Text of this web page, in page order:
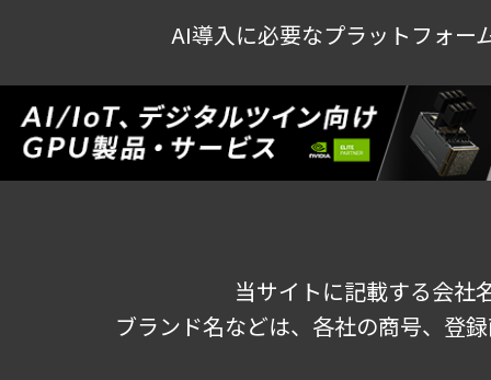
AI導入に必要なプラットフォー
当サイトに記載する会社
ブランド名などは、各社の商号、登